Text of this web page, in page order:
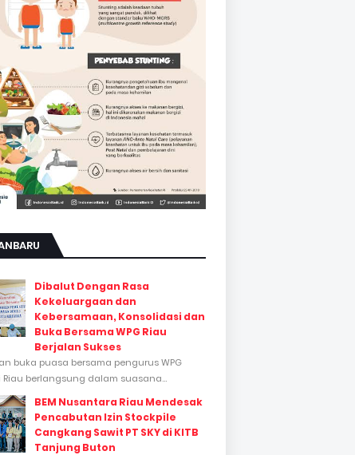
Dibalut Dengan Rasa
Kekeluargaan dan
Kebersamaan, Konsolidasi dan
Buka Bersama WPG Riau
Berjalan Sukses
buka puasa bersama pengurus WPG
Riau berlangsung dalam suasana...
BEM Nusantara Riau Mendesak
Pencabutan Izin Stockpile
Cangkang Sawit PT SKY di KITB
Tanjung Buton